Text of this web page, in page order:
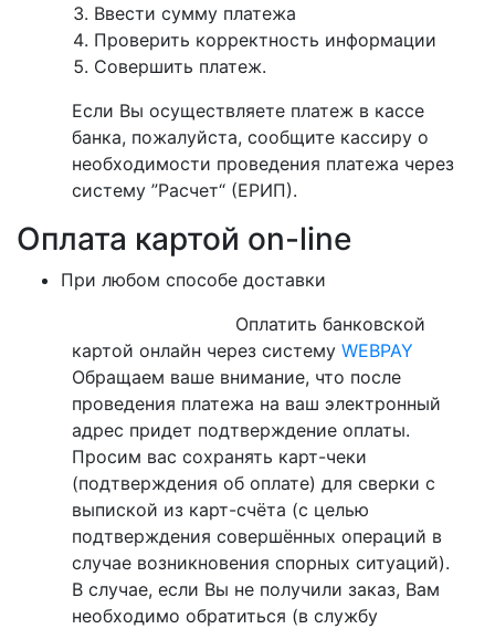
Ввести сумму платежа
Проверить корректность информации
Совершить платеж.
Если Вы осуществляете платеж в кассе
банка, пожалуйста, сообщите кассиру о
необходимости проведения платежа через
систему ”Расчет“ (ЕРИП).
Оплата картой on-line
При любом способе доставки
Оплатить банковской
картой онлайн через систему WEBPAY
Обращаем ваше внимание, что после
проведения платежа на ваш электронный
адрес придет подтверждение оплаты.
Просим вас сохранять карт-чеки
(подтверждения об оплате) для сверки с
выпиской из карт-счёта (с целью
подтверждения совершённых операций в
случае возникновения спорных ситуаций).
В случае, если Вы не получили заказ, Вам
необходимо обратиться (в службу